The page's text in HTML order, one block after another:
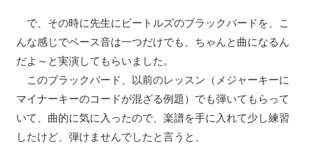
で、その時に先生にビートルズのブラックバードを、こ
んな感じでベース音は一つだけでも、ちゃんと曲になるん
だよ～と実演してもらいました。
このブラックバード、以前のレッスン（メジャーキーに
マイナーキーのコードが混ざる例題）でも弾いてもらって
いて、曲的に気に入ったので、楽譜を手に入れて少し練習
したけど、弾けませんでしたと言うと、